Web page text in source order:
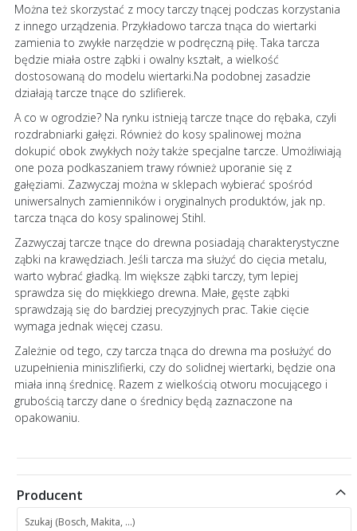
Można też skorzystać z mocy tarczy tnącej podczas korzystania
z innego urządzenia. Przykładowo tarcza tnąca do wiertarki
zamienia to zwykłe narzędzie w podręczną piłę. Taka tarcza
będzie miała ostre ząbki i owalny kształt, a wielkość
dostosowaną do modelu wiertarki.Na podobnej zasadzie
działają tarcze tnące do szlifierek.
A co w ogrodzie? Na rynku istnieją tarcze tnące do rębaka, czyli
rozdrabniarki gałęzi. Również do kosy spalinowej można
dokupić obok zwykłych noży także specjalne tarcze. Umożliwiają
one poza podkaszaniem trawy również uporanie się z
gałęziami. Zazwyczaj można w sklepach wybierać spośród
uniwersalnych zamienników i oryginalnych produktów, jak np.
tarcza tnąca do kosy spalinowej Stihl.
Zazwyczaj tarcze tnące do drewna posiadają charakterystyczne
ząbki na krawędziach. Jeśli tarcza ma służyć do cięcia metalu,
warto wybrać gładką. Im większe ząbki tarczy, tym lepiej
sprawdza się do miękkiego drewna. Małe, gęste ząbki
sprawdzają się do bardziej precyzyjnych prac. Takie cięcie
wymaga jednak więcej czasu.
Zależnie od tego, czy tarcza tnąca do drewna ma posłużyć do
uzupełnienia miniszlifierki, czy do solidnej wiertarki, będzie ona
miała inną średnicę. Razem z wielkością otworu mocującego i
grubością tarczy dane o średnicy będą zaznaczone na
opakowaniu.
Producent